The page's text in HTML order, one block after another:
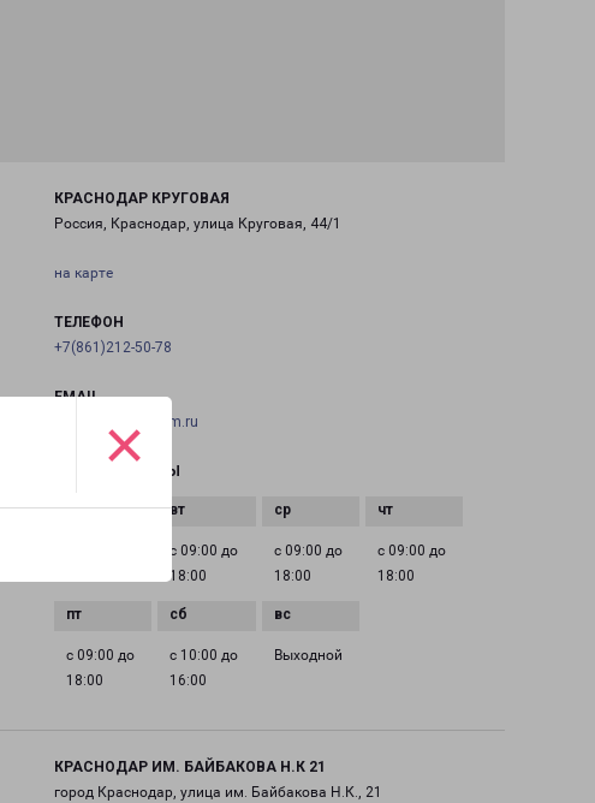
×
КРАСНОДАР КРУГОВАЯ
Россия, Краснодар, улица Круговая, 44/1
на карте
ТЕЛЕФОН
+7(861)212-50-78
EMAIL
krasnodar@pecom.ru
ГРАФИК РАБОТЫ
с 09:00 до
18:00
с 09:00 до
18:00
с 09:00 до
18:00
с 09:00 до
18:00
с 10:00 до
16:00
Выходной
КРАСНОДАР ИМ. БАЙБАКОВА Н.К 21
город Краснодар, улица им. Байбакова Н.К., 21